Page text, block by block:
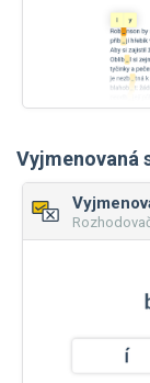
Vyjmenovaná